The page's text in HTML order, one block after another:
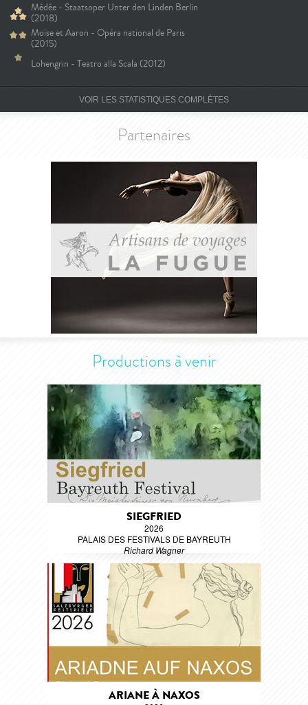
Médée - Staatsoper Unter den Linden Berlin
(2018)
Moïse et Aaron - Opéra national de Paris
(2015)
Lohengrin - Teatro alla Scala (2012)
VOIR LES STATISTIQUES COMPLÈTES
Partenaires
Productions à venir
SIEGFRIED
2026
PALAIS DES FESTIVALS DE BAYREUTH
Richard Wagner
ARIANE À NAXOS